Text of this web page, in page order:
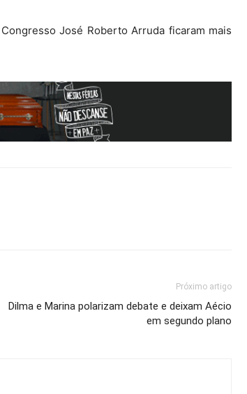
José Roberto Arruda ficaram mais
Próximo artigo
Dilma e Marina polarizam debate e deixam Aécio
em segundo plano